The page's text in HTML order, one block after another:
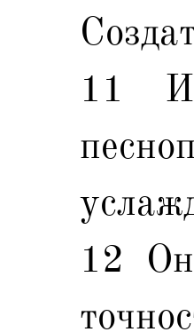
11 И
12